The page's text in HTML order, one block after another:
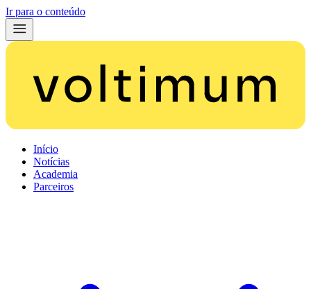
Ir para o conteúdo
Início
Notícias
Academia
Parceiros